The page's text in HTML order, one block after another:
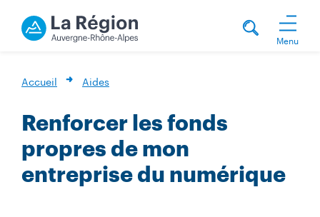
Menu
Accueil Aides
Renforcer les fonds
propres de mon
entreprise du numérique